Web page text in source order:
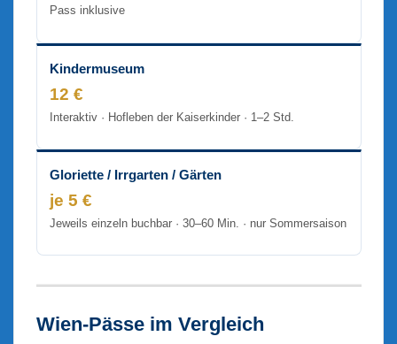
Pass inklusive
Kindermuseum
12 €
Interaktiv · Hofleben der Kaiserkinder · 1–2 Std.
Gloriette / Irrgarten / Gärten
je 5 €
Jeweils einzeln buchbar · 30–60 Min. · nur Sommersaison
Wien-Pässe im Vergleich